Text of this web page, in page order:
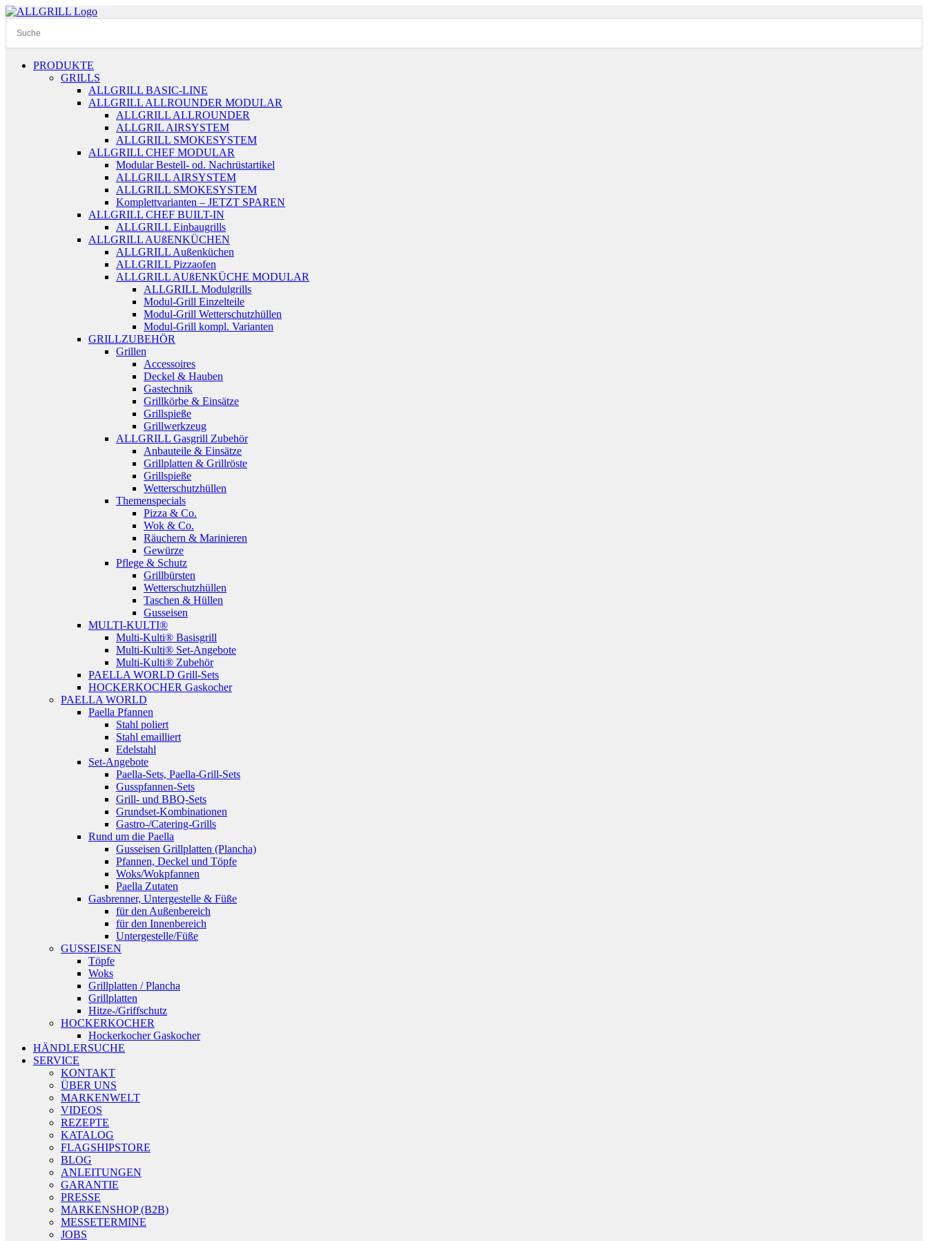
Zum
springen
PRODUKTE
GRILLS
ALLGRILL BASIC-LINE
ALLGRILL ALLROUNDER MODULAR
ALLGRILL ALLROUNDER
ALLGRIL AIRSYSTEM
ALLGRILL SMOKESYSTEM
ALLGRILL CHEF MODULAR
Modular Bestell- od. Nachrüstartikel
ALLGRILL AIRSYSTEM
ALLGRILL SMOKESYSTEM
Komplettvarianten – JETZT SPAREN
ALLGRILL CHEF BUILT-IN
ALLGRILL Einbaugrills
ALLGRILL AUßENKÜCHEN
ALLGRILL Außenküchen
ALLGRILL Pizzaofen
ALLGRILL AUßENKÜCHE MODULAR
ALLGRILL Modulgrills
Modul-Grill Einzelteile
Modul-Grill Wetterschutzhüllen
Modul-Grill kompl. Varianten
GRILLZUBEHÖR
Grillen
Accessoires
Deckel & Hauben
Gastechnik
Grillkörbe & Einsätze
Grillspieße
Grillwerkzeug
ALLGRILL Gasgrill Zubehör
Anbauteile & Einsätze
Grillplatten & Grillröste
Grillspieße
Wetterschutzhüllen
Themenspecials
Pizza & Co.
Wok & Co.
Räuchern & Marinieren
Gewürze
Pflege & Schutz
Grillbürsten
Wetterschutzhüllen
Taschen & Hüllen
Gusseisen
MULTI-KULTI®
Multi-Kulti® Basisgrill
Multi-Kulti® Set-Angebote
Multi-Kulti® Zubehör
PAELLA WORLD Grill-Sets
HOCKERKOCHER Gaskocher
PAELLA WORLD
Paella Pfannen
Stahl poliert
Stahl emailliert
Edelstahl
Set-Angebote
Paella-Sets, Paella-Grill-Sets
Gusspfannen-Sets
Grill- und BBQ-Sets
Grundset-Kombinationen
Gastro-/Catering-Grills
Rund um die Paella
Gusseisen Grillplatten (Plancha)
Pfannen, Deckel und Töpfe
Woks/Wokpfannen
Paella Zutaten
Gasbrenner, Untergestelle & Füße
für den Außenbereich
für den Innenbereich
Untergestelle/Füße
GUSSEISEN
Töpfe
Woks
Grillplatten / Plancha
Grillplatten
Hitze-/Griffschutz
HOCKERKOCHER
Hockerkocher Gaskocher
HÄNDLERSUCHE
SERVICE
KONTAKT
ÜBER UNS
MARKENWELT
VIDEOS
REZEPTE
KATALOG
FLAGSHIPSTORE
BLOG
ANLEITUNGEN
GARANTIE
PRESSE
MARKENSHOP (B2B)
MESSETERMINE
JOBS